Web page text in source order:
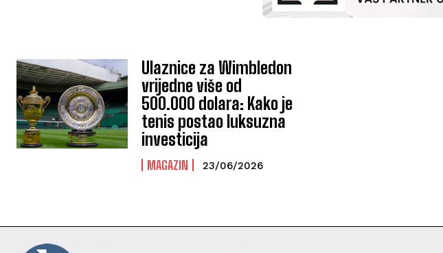
Ulaznice za Wimbledon
vrijedne više od
500.000 dolara: Kako je
tenis postao luksuzna
investicija
MAGAZIN 23/06/2026